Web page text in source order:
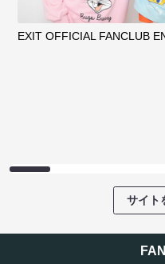
EXIT OFFICIAL FANCLUB
サイト